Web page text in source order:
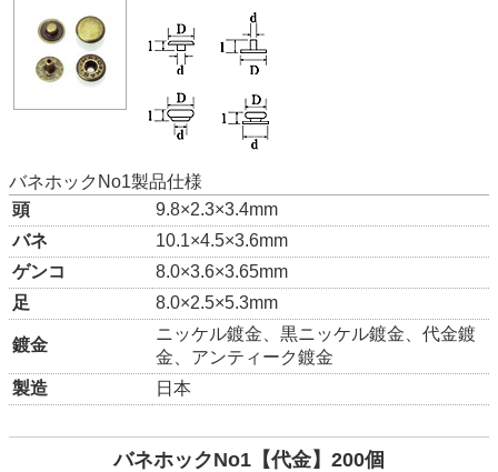
バネホックNo1製品仕様
頭
9.8×2.3×3.4mm
バネ
10.1×4.5×3.6mm
ゲンコ
8.0×3.6×3.65mm
足
8.0×2.5×5.3mm
鍍金
ニッケル鍍金、黒ニッケル鍍金、代金鍍
金、アンティーク鍍金
製造
日本
バネホックNo1【代金】200個